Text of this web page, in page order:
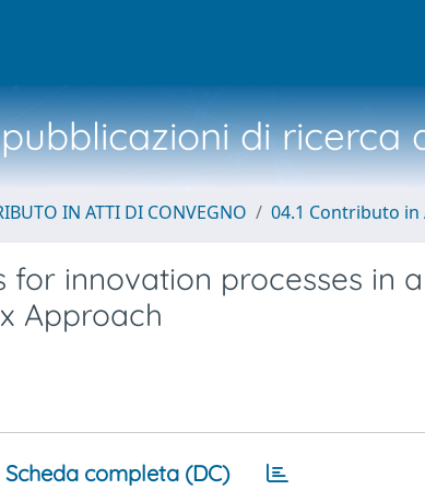
di ricerca
IN ATTI DI CONVEGNO 04.1 Contributo
innovation processes in
Approach
Scheda completa (DC)